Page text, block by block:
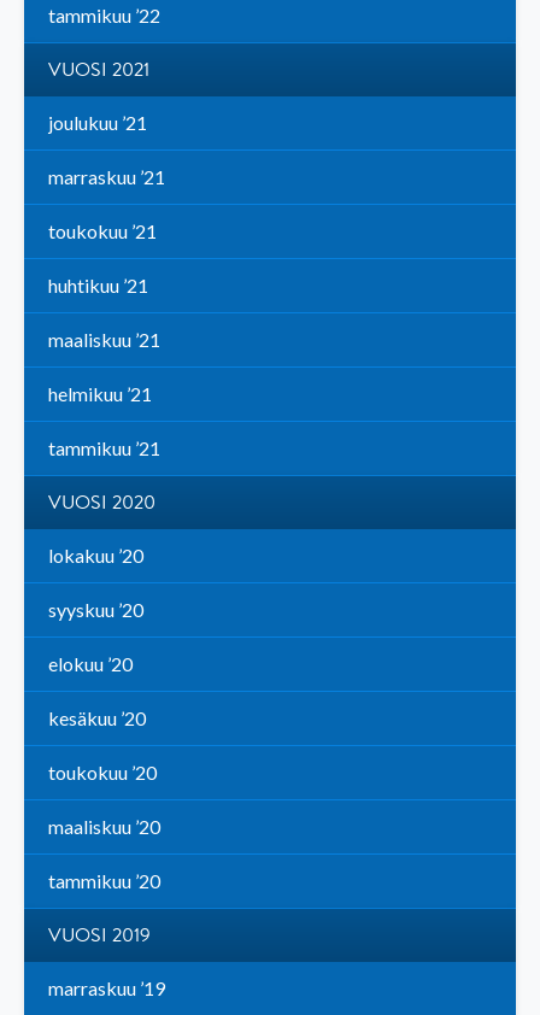
tammikuu ’22
VUOSI 2021
joulukuu ’21
marraskuu ’21
toukokuu ’21
huhtikuu ’21
maaliskuu ’21
helmikuu ’21
tammikuu ’21
VUOSI 2020
lokakuu ’20
syyskuu ’20
elokuu ’20
kesäkuu ’20
toukokuu ’20
maaliskuu ’20
tammikuu ’20
VUOSI 2019
marraskuu ’19